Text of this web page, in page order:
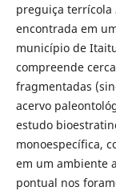
preguiça terrícola
encontrada em
município de
compreende
fragmentadas
acervo
estudo
monoespecífica,
em um ambiente
pontual nos